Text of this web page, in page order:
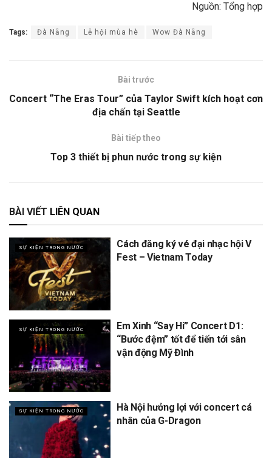
Nguồn: Tổng hợp
Tags: Đà Nẵng Lễ hội mùa hè Wow Đà Nẵng
Bài trước
Concert “The Eras Tour” của Taylor Swift kích hoạt cơn
địa chấn tại Seattle
Bài tiếp theo
Top 3 thiết bị phun nước trong sự kiện
BÀI VIẾT LIÊN QUAN
SỰ KIỆN TRONG NƯỚC
Cách đăng ký vé đại nhạc hội V
Fest – Vietnam Today
SỰ KIỆN TRONG NƯỚC
Em Xinh “Say Hi” Concert D1:
“Bước đệm” tốt để tiến tới sân
vận động Mỹ Đình
SỰ KIỆN TRONG NƯỚC
Hà Nội hưởng lợi với concert cá
nhân của G-Dragon